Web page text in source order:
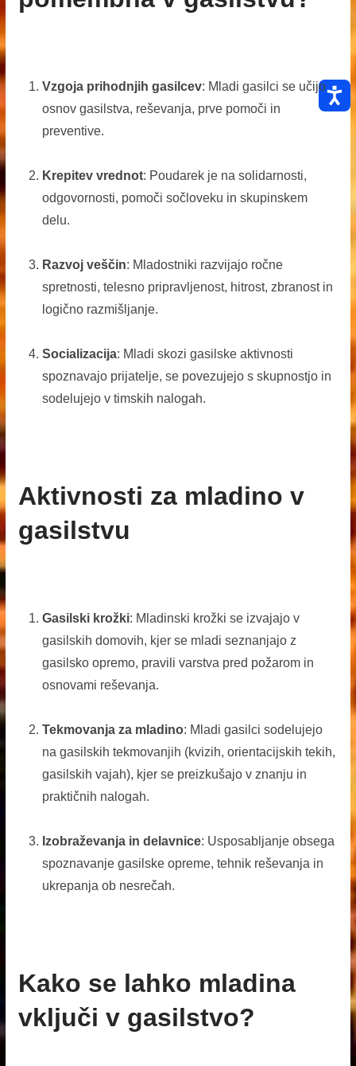
Vzgoja prihodnjih gasilcev: Mladi gasilci se učijo
osnov gasilstva, reševanja, prve pomoči in
preventive.
Krepitev vrednot: Poudarek je na solidarnosti,
odgovornosti, pomoči sočloveku in skupinskem
delu.
Razvoj veščin: Mladostniki razvijajo ročne
spretnosti, telesno pripravljenost, hitrost, zbranost in
logično razmišljanje.
Socializacija: Mladi skozi gasilske aktivnosti
spoznavajo prijatelje, se povezujejo s skupnostjo in
sodelujejo v timskih nalogah.
Aktivnosti za mladino v
gasilstvu
Gasilski krožki: Mladinski krožki se izvajajo v
gasilskih domovih, kjer se mladi seznanjajo z
gasilsko opremo, pravili varstva pred požarom in
osnovami reševanja.
Tekmovanja za mladino: Mladi gasilci sodelujejo
na gasilskih tekmovanjih (kvizih, orientacijskih tekih,
gasilskih vajah), kjer se preizkušajo v znanju in
praktičnih nalogah.
Izobraževanja in delavnice: Usposabljanje obsega
spoznavanje gasilske opreme, tehnik reševanja in
ukrepanja ob nesrečah.
Kako se lahko mladina
vključi v gasilstvo?